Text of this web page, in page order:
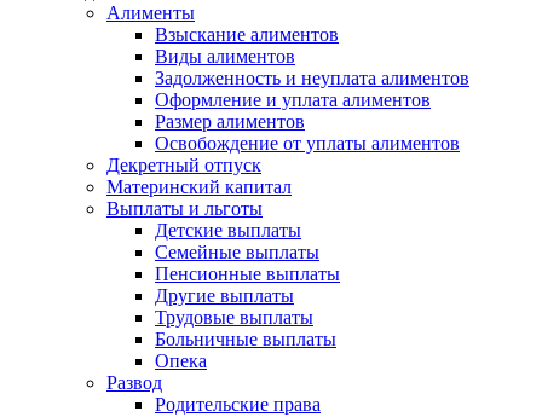
Алименты
Взыскание алиментов
Виды алиментов
Задолженность и неуплата алиментов
Оформление и уплата алиментов
Размер алиментов
Освобождение от уплаты алиментов
Декретный отпуск
Материнский капитал
Выплаты и льготы
Детские выплаты
Семейные выплаты
Пенсионные выплаты
Другие выплаты
Трудовые выплаты
Больничные выплаты
Опека
Развод
Родительские права